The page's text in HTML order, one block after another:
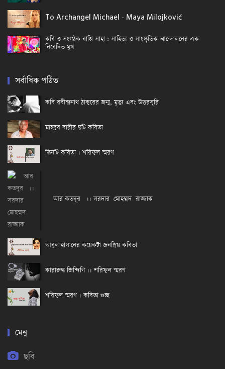
To Archangel Michael - Maya Milojković
কবি ও সংগঠক বাপ্পি সাহা : সাহিত্য ও সাংস্কৃতিক আন্দোলনের এক
নিবেদিত মুখ
সর্বাধিক পঠিত
কবি রবীন্দ্রনাথ ঠাকুরের জন্ম, মৃত্যু এবং উত্তরসূরি
মাহবুব বারীর দুটি কবিতা
তিনটি কবিতা । শরিফুল স্মরণ
আর কতদূর ।। সরদার মোহম্মদ রাজ্জাক
আবুল হাসানের কয়েকটা জনপ্রিয় কবিতা
কারারুদ্ধ জিন্দিগি ।। শরিফুল স্মরণ
শরিফুল স্মরণ । কবিতা গুচ্ছ
মেনু
ছবি